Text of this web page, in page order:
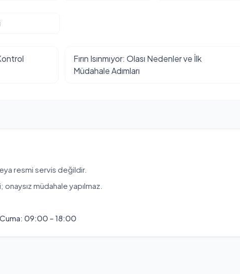
Fırın Isınmıyor: Olası Nedenler ve İlk
Müdahale Adımları
resmi servis değildir.
müdahale yapılmaz.
Cuma: 09:00 – 18:00